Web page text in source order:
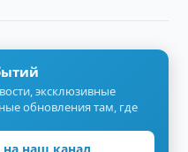
эксклюзивные
обновления там, где
наш канал